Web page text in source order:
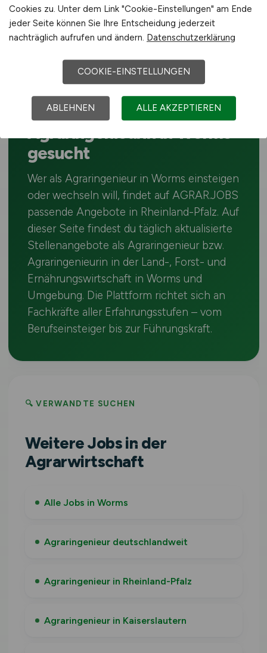
Agraringenieur bzw.
Agraringenieurin in Worms
gesucht
Wer als Agraringenieur in Worms einsteigen
oder wechseln will, findet auf AGRAR.JOBS
passende Angebote in Rheinland-Pfalz. Auf
dieser Seite findest du täglich aktualisierte
Stellenangebote als Agraringenieur bzw.
Agraringenieurin in der Land-, Forst- und
Ernährungswirtschaft in Worms und
Umgebung. Die Plattform richtet sich an
Fachkräfte aller Erfahrungsstufen – vom
Berufseinsteiger bis zur Führungskraft.
🔍 VERWANDTE SUCHEN
Weitere Jobs in der
Agrarwirtschaft
Alle Jobs in Worms
Agraringenieur deutschlandweit
Agraringenieur in Rheinland-Pfalz
Agraringenieur in Kaiserslautern
Cookies zu. Unter dem Link "Cookie-Einstellungen" am Ende
jeder Seite können Sie Ihre Entscheidung jederzeit
nachträglich aufrufen und ändern. Datenschutzerklärung
COOKIE-EINSTELLUNGEN
ABLEHNEN ALLE AKZEPTIEREN